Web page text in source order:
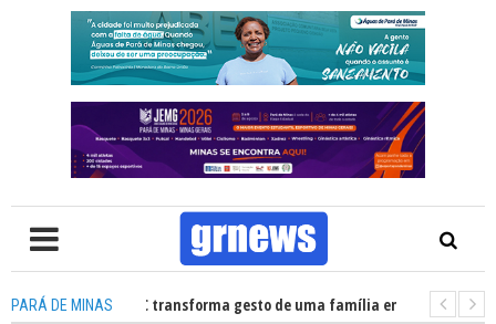
PARÁ DE MINAS
órgãos no HNSC transforma gesto de uma família em esperança para